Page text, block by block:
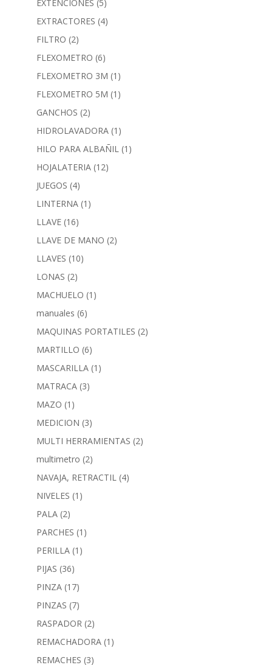
EXTENCIONES (5)
EXTRACTORES (4)
FILTRO (2)
FLEXOMETRO (6)
FLEXOMETRO 3M (1)
FLEXOMETRO 5M (1)
GANCHOS (2)
HIDROLAVADORA (1)
HILO PARA ALBAÑIL (1)
HOJALATERIA (12)
JUEGOS (4)
LINTERNA (1)
LLAVE (16)
LLAVE DE MANO (2)
LLAVES (10)
LONAS (2)
MACHUELO (1)
manuales (6)
MAQUINAS PORTATILES (2)
MARTILLO (6)
MASCARILLA (1)
MATRACA (3)
MAZO (1)
MEDICION (3)
MULTI HERRAMIENTAS (2)
multimetro (2)
NAVAJA, RETRACTIL (4)
NIVELES (1)
PALA (2)
PARCHES (1)
PERILLA (1)
PIJAS (36)
PINZA (17)
PINZAS (7)
RASPADOR (2)
REMACHADORA (1)
REMACHES (3)